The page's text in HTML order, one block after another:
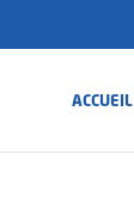
ACCUEIL